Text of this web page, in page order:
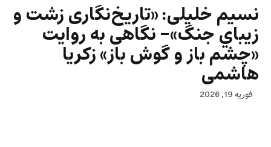
نسیم خلیلی: «تاريخ‌نگاری زشت و
زيباي جنگ»- نگاهی به روایت
«چشم باز و گوش باز» زکریا
هاشمی
فوریه 19, 2026